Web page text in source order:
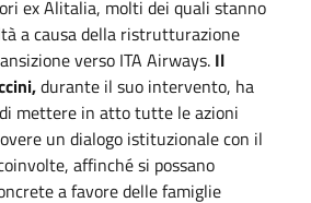
ex Alitalia, molti dei quali stanno
a causa della ristrutturazione
verso ITA Airways. Il
durante il suo intervento, ha
mettere in atto tutte le azioni
un dialogo istituzionale con il
affinché si possano
a favore delle famiglie